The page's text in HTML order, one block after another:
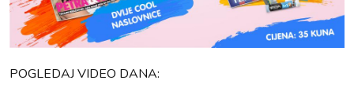
POGLEDAJ VIDEO DANA: